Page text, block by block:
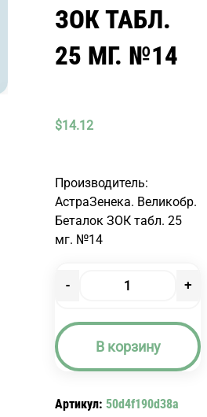
ЗОК ТАБЛ.
25 МГ. №14
$14.12
Производитель:
АстраЗенека. Великобр.
Беталок ЗОК табл. 25
мг. №14
-
БЕТАЛОК
ЗОК
ТАБЛ.
МГ.
+
В корзину
Артикул: 50d4f190d38a